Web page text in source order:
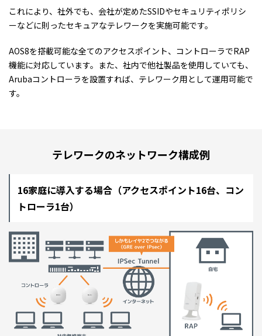
これにより、社外でも、会社が定めたSSIDやセキュリティポリシ
ーなどに則ったセキュアなテレワークを実施可能です。
AOS8を搭載可能な全てのアクセスポイント、コントローラでRAP
機能に対応しています。また、社内で他社製品を使用していても、
Arubaコントローラを設置すれば、テレワーク用として運用可能で
す。
テレワークのネットワーク構成例
16家庭に導入する場合（アクセスポイント16台、コン
トローラ1台）